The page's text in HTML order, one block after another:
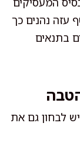
עזה נהנים כך
בתנאים
לבחון גם את